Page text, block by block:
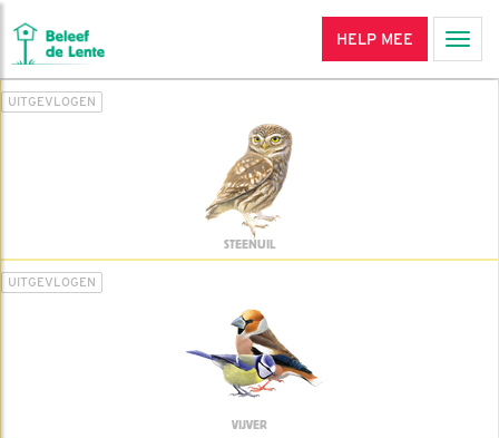
HELP MEE
UITGEVLOGEN
STEENUIL
UITGEVLOGEN
VIJVER